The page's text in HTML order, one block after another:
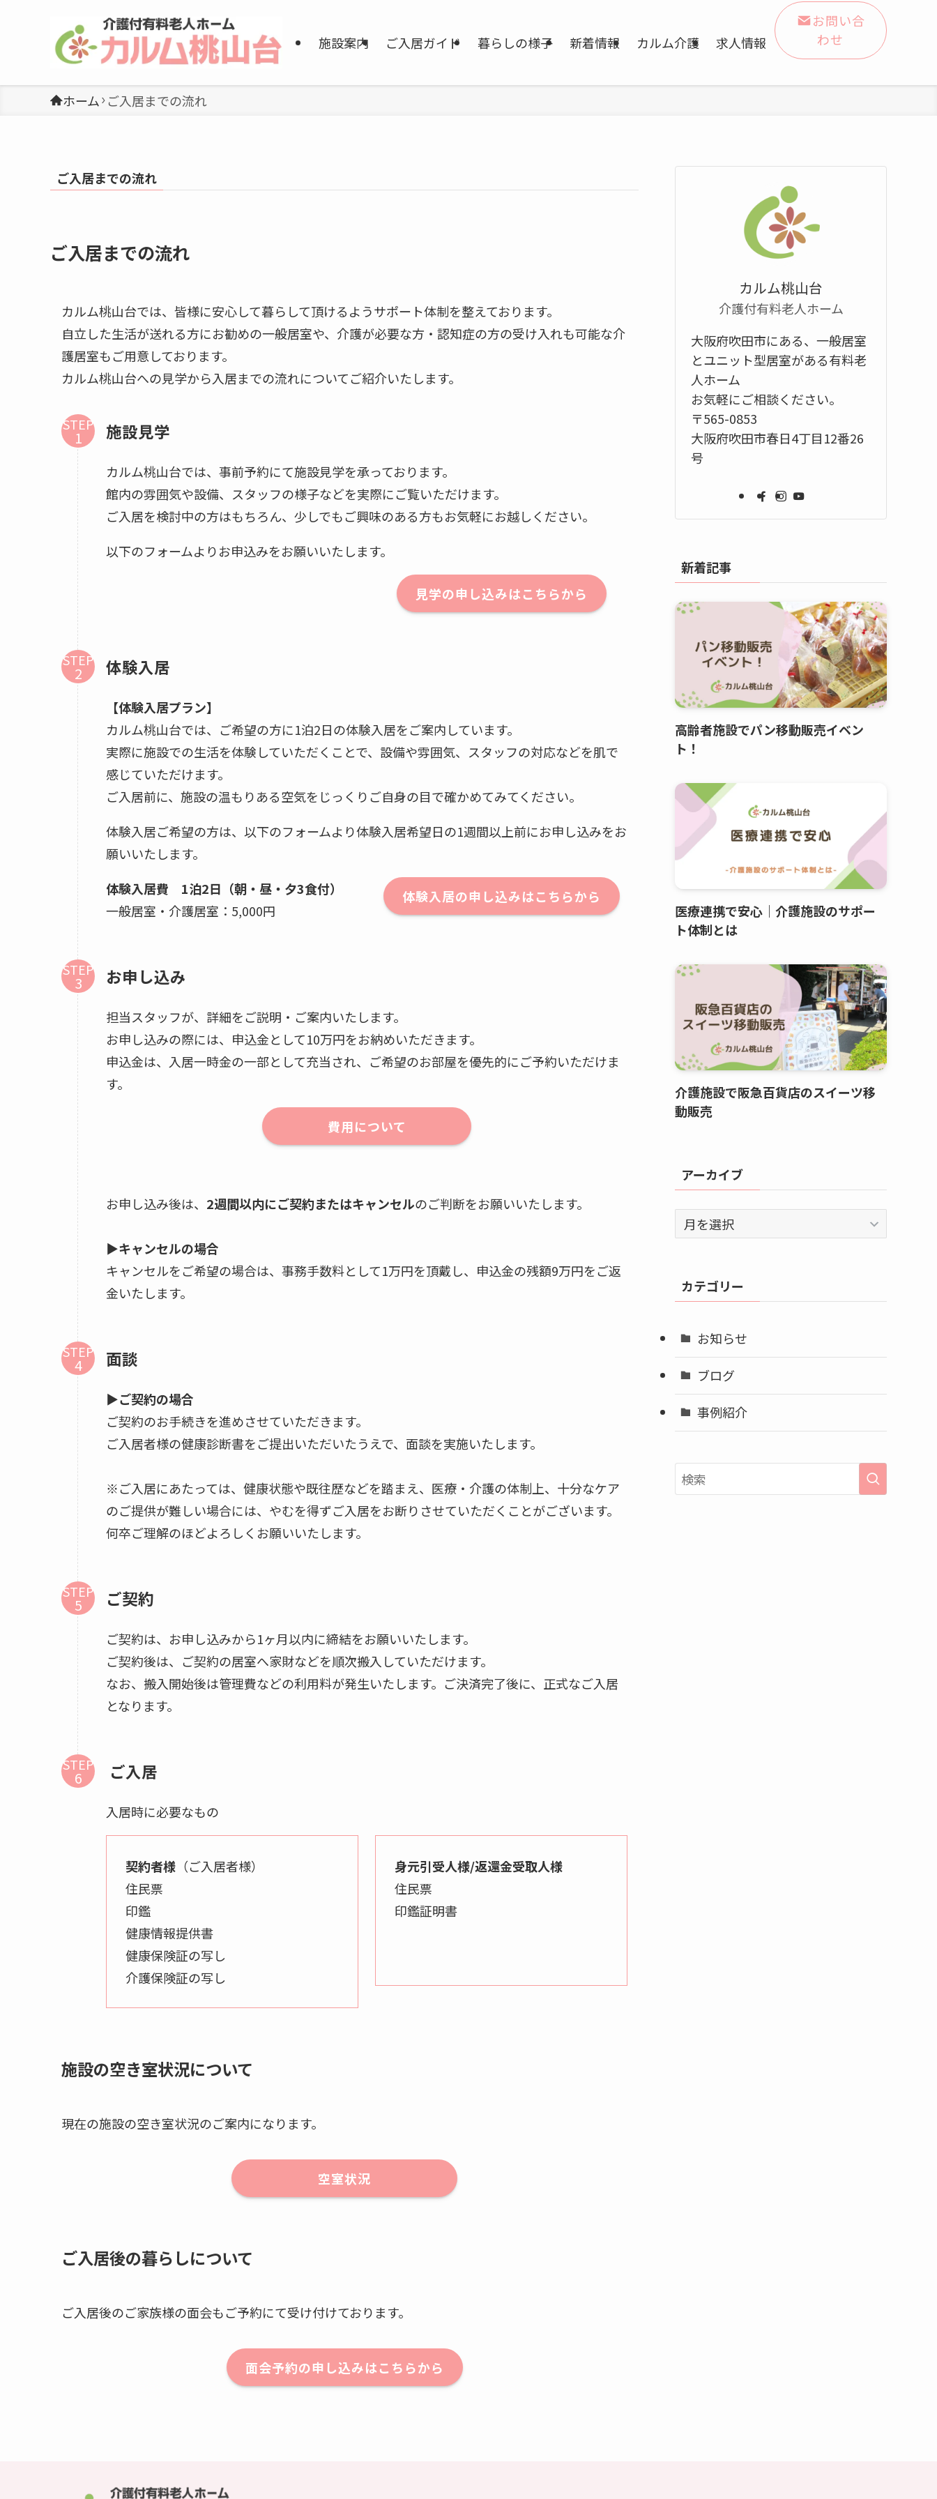
施設案内 ご入居ガイド 暮らしの様子 新着情報 カルム介護 求人情報
お問い合
わせ
ホーム ご入居までの流れ
ご入居までの流れ
ご入居までの流れ
カルム桃山台では、皆様に安心して暮らして頂けるようサポート体制を整えております。
自立した生活が送れる方にお勧めの一般居室や、介護が必要な方・認知症の方の受け入れも可能な介
護居室もご用意しております。
カルム桃山台への見学から入居までの流れについてご紹介いたします。
STEP 施設見学
カルム桃山台では、事前予約にて施設見学を承っております。
館内の雰囲気や設備、スタッフの様子などを実際にご覧いただけます。
ご入居を検討中の方はもちろん、少しでもご興味のある方もお気軽にお越しください。
以下のフォームよりお申込みをお願いいたします。
見学の申し込みはこちらから
STEP 体験入居
【体験入居プラン】
カルム桃山台では、ご希望の方に1泊2日の体験入居をご案内しています。
実際に施設での生活を体験していただくことで、設備や雰囲気、スタッフの対応などを肌で
感じていただけます。
ご入居前に、施設の温もりある空気をじっくりご自身の目で確かめてみてください。
体験入居ご希望の方は、以下のフォームより体験入居希望日の1週間以上前にお申し込みをお
願いいたします。
体験入居費 1泊2日（朝・昼・夕3食付）
一般居室・介護居室：5,000円
体験入居の申し込みはこちらから
STEP お申し込み
担当スタッフが、詳細をご説明・ご案内いたします。
お申し込みの際には、申込金として10万円をお納めいただきます。
申込金は、入居一時金の一部として充当され、ご希望のお部屋を優先的にご予約いただけま
す。
費用について
お申し込み後は、 2週間以内にご契約またはキャンセルのご判断をお願いいたします。
▶キャンセルの場合
キャンセルをご希望の場合は、事務手数料として1万円を頂戴し、申込金の残額9万円をご返
金いたします。
STEP 面談
▶ご契約の場合
ご契約のお手続きを進めさせていただきます。
ご入居者様の健康診断書をご提出いただいたうえで、面談を実施いたします。
※ご入居にあたっては、健康状態や既往歴などを踏まえ、医療・介護の体制上、十分なケア
のご提供が難しい場合には、やむを得ずご入居をお断りさせていただくことがございます。
何卒ご理解のほどよろしくお願いいたします。
STEP ご契約
ご契約は、お申し込みから1ヶ月以内に締結をお願いいたします。
ご契約後は、ご契約の居室へ家財などを順次搬入していただけます。
なお、搬入開始後は管理費などの利用料が発生いたします。ご決済完了後に、正式なご入居
となります。
STEP ご入居
入居時に必要なもの
契約者様 （ご入居者様）
住民票
印鑑
健康情報提供書
健康保険証の写し
介護保険証の写し
身元引受人様/返還金受取人様
住民票
印鑑証明書
施設の空き室状況について
現在の施設の空き室状況のご案内になります。
空室状況
ご入居後の暮らしについて
ご入居後のご家族様の面会もご予約にて受け付けております。
面会予約の申し込みはこちらから
カルム桃山台
介護付有料老人ホーム
大阪府吹田市にある、一般居室
とユニット型居室がある有料老
人ホーム
お気軽にご相談ください。
〒565-0853
大阪府吹田市春日4丁目12番26
号
新着記事
高齢者施設でパン移動販売イベン
ト！
医療連携で安心｜介護施設のサポー
ト体制とは
介護施設で阪急百貨店のスイーツ移
動販売
アーカイブ
ア
ー
イ
ブ
カテゴリー
お知らせ
ブログ
事例紹介